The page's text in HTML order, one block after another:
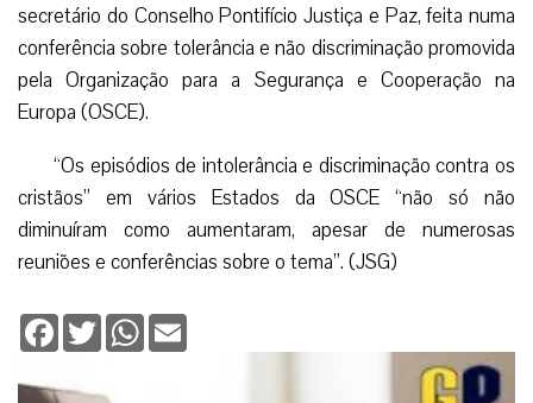
secretário do Conselho Pontifício Justiça e Paz, feita numa
conferência sobre tolerância e não discriminação promovida
pela Organização para a Segurança e Cooperação na
Europa (OSCE).
“Os episódios de intolerância e discriminação contra os
cristãos” em vários Estados da OSCE “não só não
diminuíram como aumentaram, apesar de numerosas
reuniões e conferências sobre o tema”. (JSG)
Facebook
TwitterWhatsApp